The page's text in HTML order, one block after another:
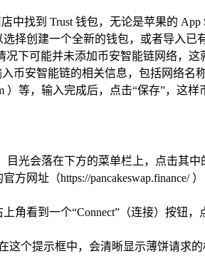
中找到 Trust 钱包，无论是苹果的
择创建一个全新的钱包，或者导入已
况下可能并未添加币安智能链网络，
安智能链的相关信息，包括网络名称
）等，输入完成后，点击“保存”，这
目光会落在下方的菜单栏上，点击其
方网址（https://
角看到一个“Connect”（连接）按钮
这个提示框中，会清晰显示薄饼请